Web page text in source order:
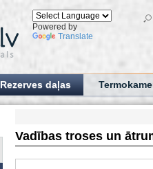
Powered by
Translate
Rezerves daļas
Vadības troses un